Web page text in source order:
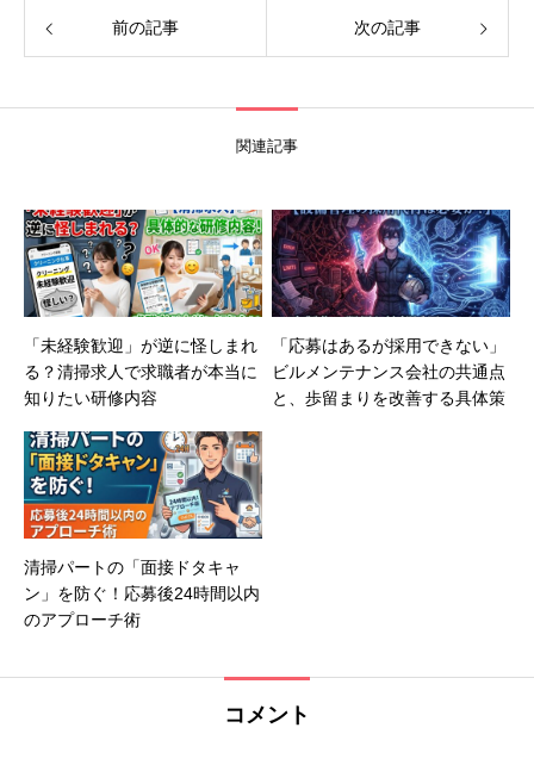
前の記事 次の記事
関連記事
「未経験歓迎」が逆に怪しまれ
る？清掃求人で求職者が本当に
知りたい研修内容
「応募はあるが採用できない」
ビルメンテナンス会社の共通点
と、歩留まりを改善する具体策
清掃パートの「面接ドタキャ
ン」を防ぐ！応募後24時間以内
のアプローチ術
コメント